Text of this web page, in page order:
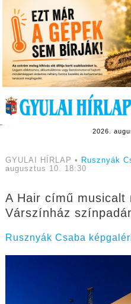
2026.
GYULAI HÍRLAP • Rusznyák
augusztus 10. 18:30
A Hair című musicalt
Várszínház
Rusznyák Csaba